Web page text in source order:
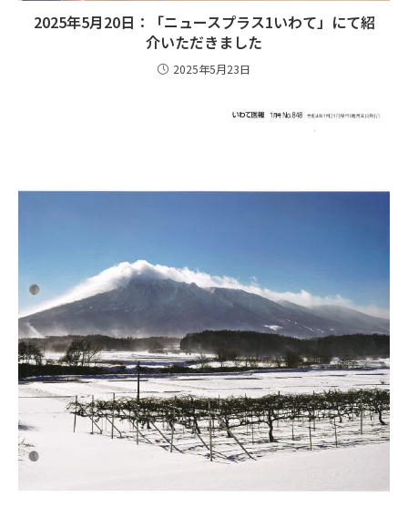
2025年5月20日：「ニュースプラス1いわて」にて紹
介いただきました
2025年5月23日